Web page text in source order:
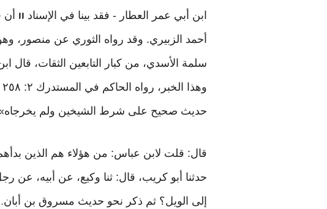
ابن أبي عمر العطار - فقد بينا في الإسناد ١١
أحمد الزبيري. وقد رواه الثوري عن منصور،
سلمة الأسدي، من كبار التابعين الثقات، قال
حديث صحيح على شرط الشيخين ولم
قال: قلت لابن عباس: من هؤلاء هم الذين بدأهم
حدثنا أبو كريب، قال: ثنا وكيع، عن أبيه، عن
إلى الويل؟ ثم ذكر نحو حديث مسروق بن أبان.